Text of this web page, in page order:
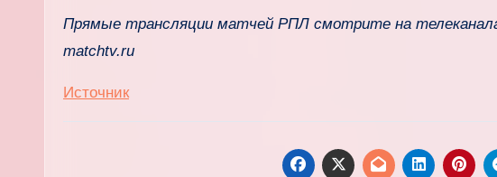
Прямые трансляции матчей РПЛ смотрите на
matchtv.ru
Источник